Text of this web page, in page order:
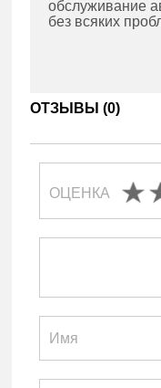
обслуживание
без всяких
ОТЗЫВЫ (0)
ОЦЕНКА